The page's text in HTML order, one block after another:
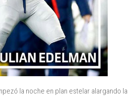
la noche en plan estelar alargando la